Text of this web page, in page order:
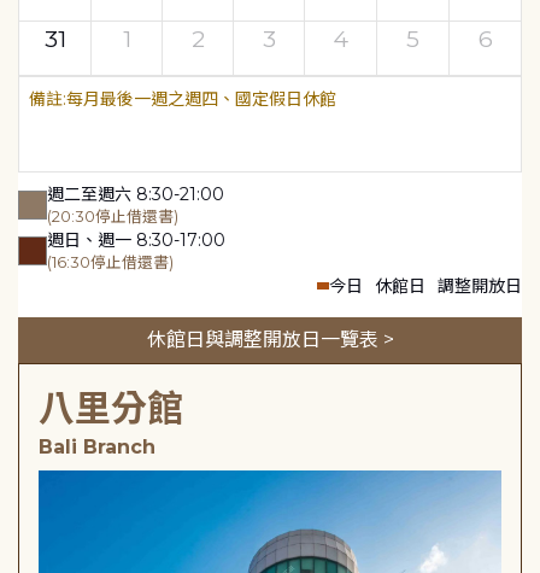
31
1 2 3 4 5 6
每月最後一週之週四、國定假日休館
週二至週六 8:30-21:00
(20:30停止借還書)
週日、週一 8:30-17:00
(16:30停止借還書)
今日 休館日 調整開放日
休館日與調整開放日一覽表 >
八里分館
Bali Branch